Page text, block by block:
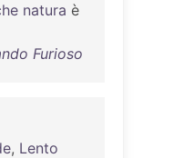
natura è
Furioso
, Lento